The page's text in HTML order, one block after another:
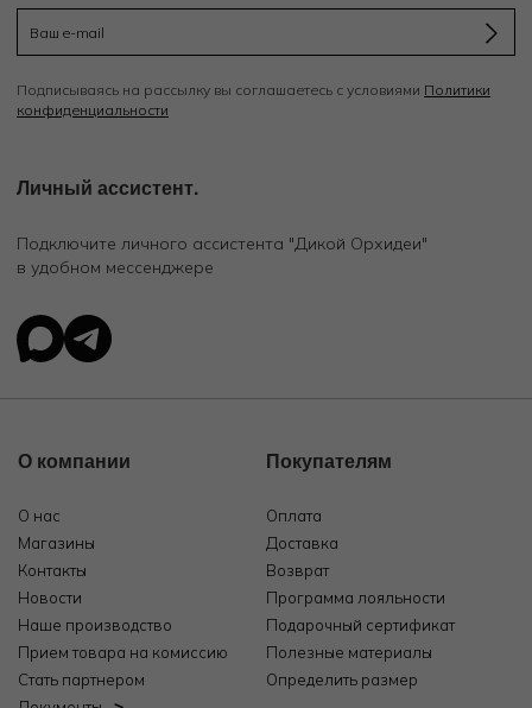
Подписываясь на рассылку вы соглашаетесь с условиями Политики
конфиденциальности
Личный ассистент.
Подключите личного ассистента "Дикой Орхидеи"
в удобном мессенджере
О компании
О нас
Магазины
Контакты
Новости
Наше производство
Прием товара на комиссию
Стать партнером
Покупателям
Оплата
Доставка
Возврат
Программа лояльности
Подарочный сертификат
Полезные материалы
Определить размер